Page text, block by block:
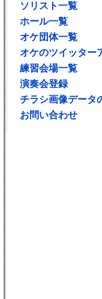
ソリスト一覧
ホール一覧
オケ団体一覧
オケのツイッター
練習会場一覧
演奏会登録
チラシ画像データ
お問い合わせ